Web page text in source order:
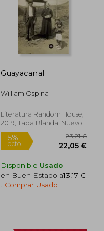
5%
dcto.
Guayacanal
William Ospina
Literatura Random House,
2019, Tapa Blanda, Nuevo
Disponible Usado
en Buen Estado a13,17 €
Comprar Usado